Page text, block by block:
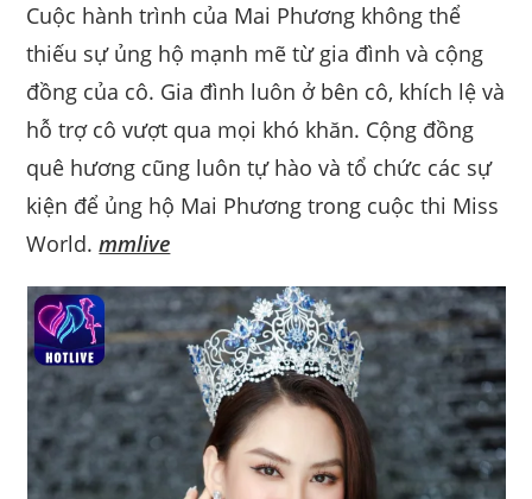
Cuộc hành trình của Mai Phương không thể
thiếu sự ủng hộ mạnh mẽ từ gia đình và cộng
đồng của cô. Gia đình luôn ở bên cô, khích lệ và
hỗ trợ cô vượt qua mọi khó khăn. Cộng đồng
quê hương cũng luôn tự hào và tổ chức các sự
kiện để ủng hộ Mai Phương trong cuộc thi Miss
World.mmlive